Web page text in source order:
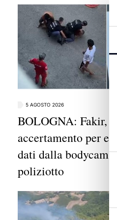
5 AGOSTO 2026
BOLOGNA: Fakir,
accertamento per
dati dalla bodycam
poliziotto